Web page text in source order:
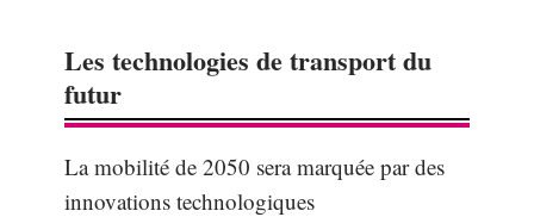
Les technologies de transport du
futur
La mobilité de 2050 sera marquée par des
innovations technologiques